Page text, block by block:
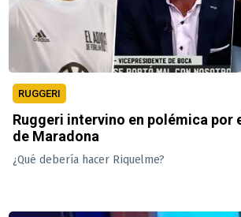
RUGGERI
Ruggeri intervino en polémica por
de Maradona
¿Qué debería hacer Riquelme?